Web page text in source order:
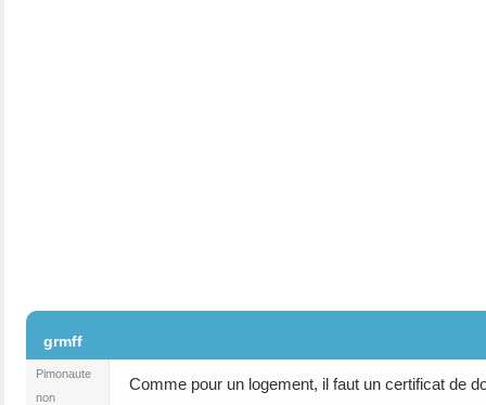
grmff
Pimonaute
non
Comme pour un logement, il faut un certificat de